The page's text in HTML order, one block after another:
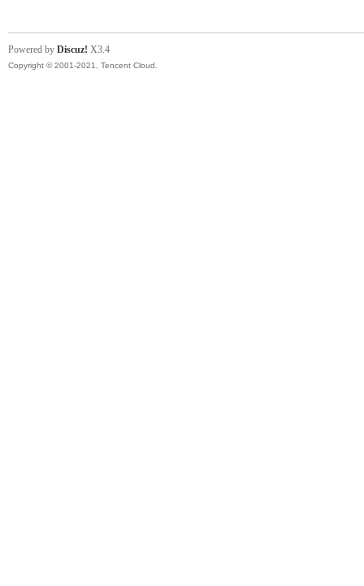
Powered by Discuz! X3.4
Copyright © 2001-2021, Tencent Cloud.